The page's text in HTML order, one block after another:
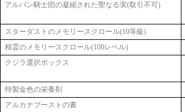
アルバン騎士団の凝縮された聖なる実(取引不可)
スターダストのメモリースクロール(10等級)
精霊のメモリースクロール(100レベル)
クジラ選択ボックス
特製金色の栄養剤
アルカナブーストの書